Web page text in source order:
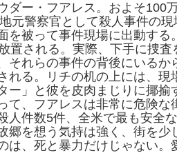
ダー・フアレス。およそ100
元警察官として殺人事件の
を被って事件現場に出動す
置される。実際、下手に捜
れらの事件の背後にいる
れる。リチの机の上には、
」と彼を皮肉まじりに揶揄
て、フアレスは非常に危険
件数5件、全米で最も安全
を想う気持は強く、街を
、死と暴力だけじゃない。